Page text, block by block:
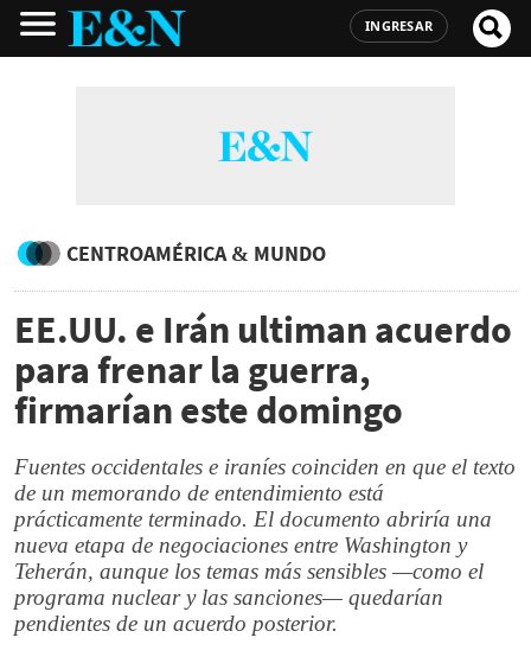
INGRESAR
CENTROAMÉRICA & MUNDO
EE.UU. e Irán ultiman acuerdo
para frenar la guerra,
firmarían este domingo
Fuentes occidentales e iraníes coinciden en que el texto
de un memorando de entendimiento está
prácticamente terminado. El documento abriría una
nueva etapa de negociaciones entre Washington y
Teherán, aunque los temas más sensibles —como el
programa nuclear y las sanciones— quedarían
pendientes de un acuerdo posterior.